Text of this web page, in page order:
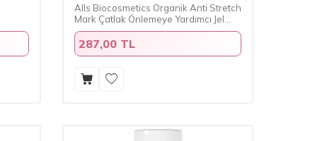
Alls Biocosmetics Organik Anti Stretch
Mark Çatlak Önlemeye Yardımcı Jel
200 ml
287,00 TL